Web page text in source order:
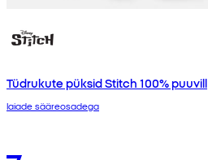
Tüdrukute püksid Stitch 100% puuvill
laiade sääreosadega